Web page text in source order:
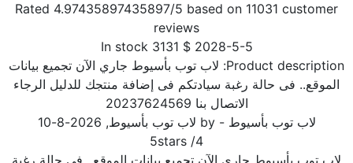
Rated4.97435897435897 /5 based on11031customer
reviews
2028-5-5
$
3131
In stock
Product لاب توب بأسيوط جاري الآن تجميع بيانات
الموقع.. فى حالة رغبة سيادتكم فى إضافة منتجك للدليل الرجاء
الاتصال بنا 20237624569
لاب توب بأسيوط- by لاب توب بأسيوط,
2026-8-10
/
5stars
لاب توب بأسيوط جاري الآن تجميع بيانات الموقع.. فى حالة رغبة